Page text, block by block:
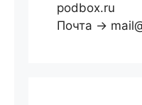
podbox.ru
Почта →